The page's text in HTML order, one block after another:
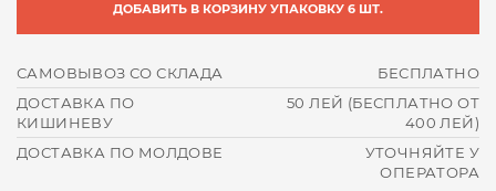
ДОБАВИТЬ В КОРЗИНУ УПАКОВКУ 6 ШТ.
САМОВЫВОЗ СО СКЛАДА
БЕСПЛАТНО
ДОСТАВКА ПО
КИШИНЕВУ
50 ЛЕЙ (БЕСПЛАТНО ОТ
400 ЛЕЙ)
ДОСТАВКА ПО МОЛДОВЕ
УТОЧНЯЙТЕ У
ОПЕРАТОРА